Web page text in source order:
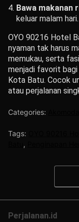
Bawa makanan
keluar malam hari.
OYO 90216 Hotel
nyaman tak harus
memukau, serta
menjadi favorit
Kota Batu. Cocok
atau perjalanan
Categories:
Tags:
,
Perjalanan.id